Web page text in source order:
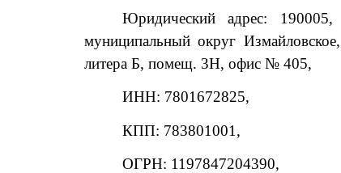
Юридический адрес:
муниципальный округ
литера Б, помещ. 3Н, офис № 405,
ИНН: 7801672825,
КПП: 783801001,
ОГРН: 1197847204390,